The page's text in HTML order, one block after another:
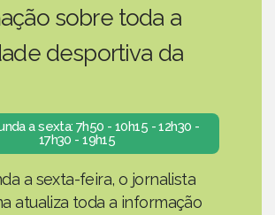
sobre toda a
desportiva da
a sexta: 7h50 - 10h15 - 12h30 -
17h30 - 19h15
a sexta-feira, o jornalista
atualiza toda a informação